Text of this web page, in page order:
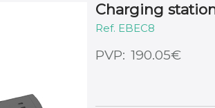
Charging
190.05€
EBEC8